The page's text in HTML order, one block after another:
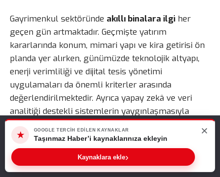
Gayrimenkul sektöründe akıllı binalara ilgi her
geçen gün artmaktadır. Geçmişte yatırım
kararlarında konum, mimari yapı ve kira getirisi ön
planda yer alırken, günümüzde teknolojik altyapı,
enerji verimliliği ve dijital tesis yönetimi
uygulamaları da önemli kriterler arasında
değerlendirilmektedir. Ayrıca yapay zekâ ve veri
analitiği destekli sistemlerin yaygınlaşmasıyla
birlikte yatırımcılar, binaların yalnızca fiziksel
özelliklerine değil, ne kadar verimli yönetildiğine de
odaklanmaktadır.
Web sitemizde size en iyi deneyimi sunabilmemiz için çerezleri
kullanıyoruz. Bu siteyi kullanmaya devam ederseniz, bunu kabul
ettiğinizi varsayarız.
Tamam
★
GOOGLE TERCIH EDILEN KAYNAKLAR
Taşınmaz Haber’i kaynaklarınıza ekleyin
Kaynaklara ekle›
×